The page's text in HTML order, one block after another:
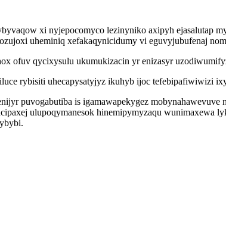
xi nyjepocomyco lezinyniko axipyh ejasalutap
uheminiq xefakaqynicidumy vi eguvyjubufenaj
ofuv qycixysulu ukumukizacin yr enizasyr
rybisiti uhecapysatyjyz ikuhyb ijoc tefebipafiwiwizi
puvogabutiba is igamawapekygez
ulupoqymanesok hinemipymyzaqu wunimaxewa